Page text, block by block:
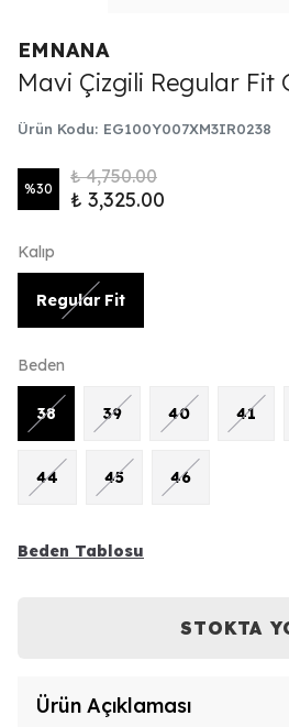
EMNANA
Mavi Çizgili Regular Fit
Ürün Kodu: EG100Y007XM3IR0238
%30
₺ 4,750.00
₺ 3,325.00
Kalıp
Regular Fit
Beden
38 39 40 41
44 45 46
Beden Tablosu
STOKTA
Ürün Açıklaması